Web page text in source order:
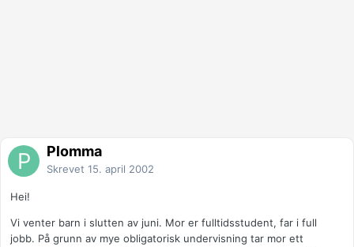
Plomma
Skrevet 15. april 2002
Hei!
Vi venter barn i slutten av juni. Mor er fulltidsstudent, far i full
jobb. På grunn av mye obligatorisk undervisning tar mor ett